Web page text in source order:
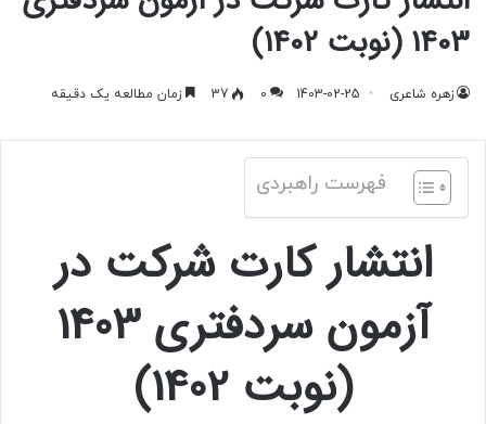
1403 (نوبت 1402)
زهره شاعری 1403-02-25
0
37 زمان مطالعه یک دقیقه
فهرست راهبردی
انتشار کارت شرکت در
آزمون سردفتری 1403
(نوبت 1402)